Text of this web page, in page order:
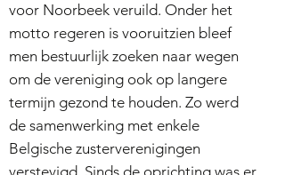
voor Noorbeek veruild. Onder het
motto regeren is vooruitzien bleef
men bestuurlijk zoeken naar wegen
om de vereniging ook op langere
termijn gezond te houden. Zo werd
de samenwerking met enkele
Belgische zusterverenigingen
verstevigd. Sinds de oprichting was er